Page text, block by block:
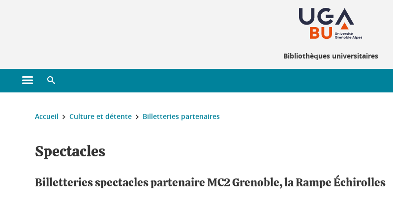
Bibliothèques universitaires
Ouvrir le menu principal
Vous êtes ici :
Accueil Culture et détente Billetteries partenaires
Spectacles
Billetteries spectacles partenaire MC2 Grenoble, la Rampe Échirolles